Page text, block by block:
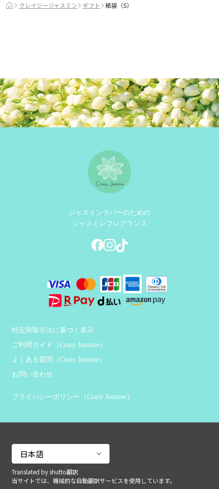
クレイジージャスミン ギフト 紙袋（S）
ジャスミンラバーのための
ジャスミンフレグランス
特定商取引法に基づく表示
ご利用ガイド（Crazy Jasmine）
よくある質問（Crazy Jasmine）
お問い合わせ
プライバシーポリシー（Crazy Jasmine）
Translated by shutto翻訳
当サイトでは、機械的な自動翻訳サービスを使用しています。